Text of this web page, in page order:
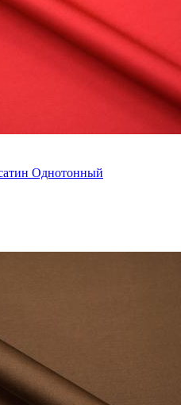
Однотонный